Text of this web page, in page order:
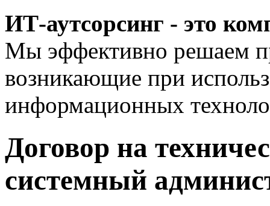
ИТ-аутсорсинг - это
Мы эффективно решаем
возникающие при
информационных
Договор на
системный